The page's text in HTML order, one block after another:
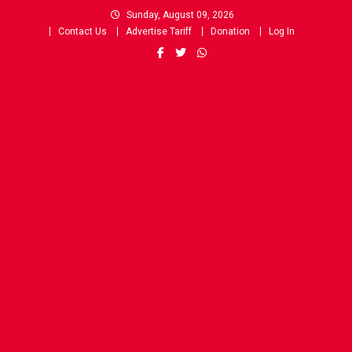
Sunday, August 09, 2026
Contact Us
Advertise Tariff Donation Log In